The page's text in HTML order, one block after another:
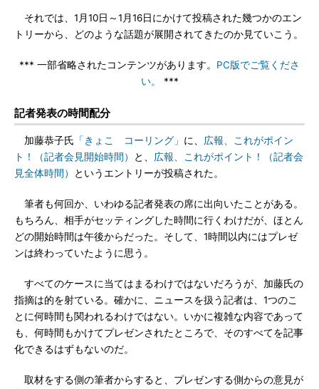
それでは、1月10日～1月16日にかけて投稿された幾つかのエン
トリーから、どのような話題が展開されてきたのか見ていこう。
*** 一部省略されたコンテンツがあります。 PC版でご覧くださ
い。
***
記者発表の時間配分
加藤恭子氏 「きょこ コーリング」 に、 広報、これがポイン
ト！（記者会見開始時間）
と、 広報、これがポイント！（記者会
見全体時間）
というエントリーが投稿された。
筆者も何回か、いわゆる記者発表の席に出向いたことがある。
もちろん、相手がセッティングした時間に行くわけだが、ほとん
どの開始時間は午後からだった。そして、1時間以内にはプレゼ
ンは終わっていたように思う。
すべてのケースに当てはまるわけではないだろうが、加藤氏の
指摘は的を射ている。確かに、ニュースを扱う記者は、1つのこ
とに何時間も関われるわけではない。いかに複雑な内容であって
も、何時間もかけてプレゼンされたところで、そのすべてを記事
化できるはずもないのだ。
取材をする側の筆者からすると、プレゼンする側からの意見が